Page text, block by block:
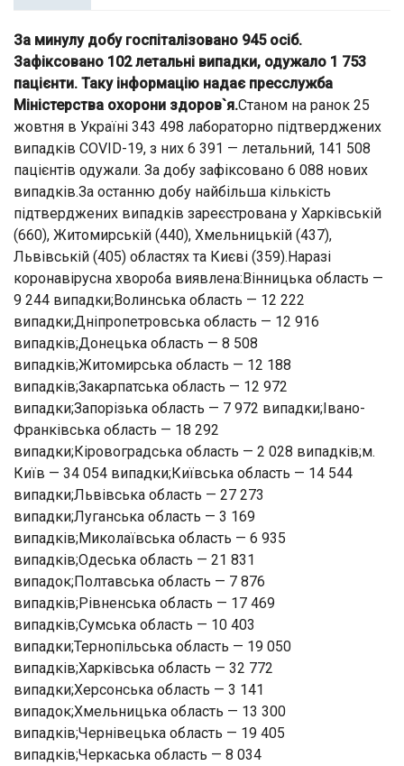
За минулу добу госпіталізовано 945 осіб.
Зафіксовано 102 летальні випадки, одужало 1 753
пацієнти. Таку інформацію надає пресслужба
Міністерства охорони здоров`я.Станом на ранок 25
жовтня в Україні 343 498 лабораторно підтверджених
випадків COVID-19, з них 6 391 — летальний, 141 508
пацієнтів одужали. За добу зафіксовано 6 088 нових
випадків.За останню добу найбільша кількість
підтверджених випадків зареєстрована у Харківській
(660), Житомирській (440), Хмельницькій (437),
Львівській (405) областях та Києві (359).Наразі
коронавірусна хвороба виявлена:Вінницька область —
9 244 випадки;Волинська область — 12 222
випадки;Дніпропетровська область — 12 916
випадків;Донецька область — 8 508
випадків;Житомирська область — 12 188
випадків;Закарпатська область — 12 972
випадки;Запорізька область — 7 972 випадки;Івано-
Франківська область — 18 292
випадки;Кіровоградська область — 2 028 випадків;м.
Київ — 34 054 випадки;Київська область — 14 544
випадки;Львівська область — 27 273
випадки;Луганська область — 3 169
випадків;Миколаївська область — 6 935
випадків;Одеська область — 21 831
випадок;Полтавська область — 7 876
випадків;Рівненська область — 17 469
випадків;Сумська область — 10 403
випадки;Тернопільська область — 19 050
випадків;Харківська область — 32 772
випадки;Херсонська область — 3 141
випадок;Хмельницька область — 13 300
випадків;Чернівецька область — 19 405
випадків;Черкаська область — 8 034